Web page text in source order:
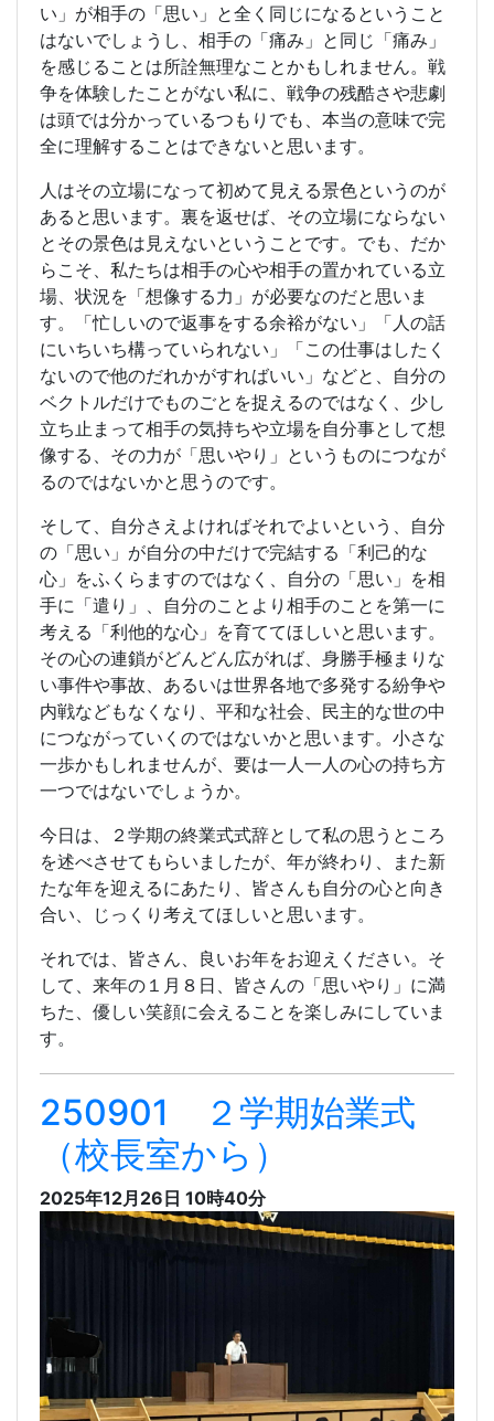
い」が相手の「思い」と全く同じになるということ
はないでしょうし、相手の「痛み」と同じ「痛み」
を感じることは所詮無理なことかもしれません。戦
争を体験したことがない私に、戦争の残酷さや悲劇
は頭では分かっているつもりでも、本当の意味で完
全に理解することはできないと思います。
人はその立場になって初めて見える景色というのが
あると思います。裏を返せば、その立場にならない
とその景色は見えないということです。でも、だか
らこそ、私たちは相手の心や相手の置かれている立
場、状況を「想像する力」が必要なのだと思いま
す。「忙しいので返事をする余裕がない」「人の話
にいちいち構っていられない」「この仕事はしたく
ないので他のだれかがすればいい」などと、自分の
ベクトルだけでものごとを捉えるのではなく、少し
立ち止まって相手の気持ちや立場を自分事として想
像する、その力が「思いやり」というものにつなが
るのではないかと思うのです。
そして、自分さえよければそれでよいという、自分
の「思い」が自分の中だけで完結する「利己的な
心」をふくらますのではなく、自分の「思い」を相
手に「遣り」、自分のことより相手のことを第一に
考える「利他的な心」を育ててほしいと思います。
その心の連鎖がどんどん広がれば、身勝手極まりな
い事件や事故、あるいは世界各地で多発する紛争や
内戦などもなくなり、平和な社会、民主的な世の中
につながっていくのではないかと思います。小さな
一歩かもしれませんが、要は一人一人の心の持ち方
一つではないでしょうか。
今日は、２学期の終業式式辞として私の思うところ
を述べさせてもらいましたが、年が終わり、また新
たな年を迎えるにあたり、皆さんも自分の心と向き
合い、じっくり考えてほしいと思います。
それでは、皆さん、良いお年をお迎えください。そ
して、来年の１月８日、皆さんの「思いやり」に満
ちた、優しい笑顔に会えることを楽しみにしていま
す。
250901 ２学期始業式
（校長室から）
2025年12月26日 10時40分